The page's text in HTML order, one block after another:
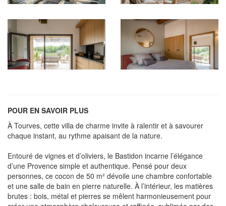
POUR EN SAVOIR PLUS
À Tourves, cette villa de charme invite à ralentir et à savourer
chaque instant, au rythme apaisant de la nature.
Entouré de vignes et d’oliviers, le Bastidon incarne l’élégance
d’une Provence simple et authentique. Pensé pour deux
personnes, ce cocon de 50 m² dévoile une chambre confortable
et une salle de bain en pierre naturelle. À l’intérieur, les matières
brutes : bois, métal et pierres se mêlent harmonieusement pour